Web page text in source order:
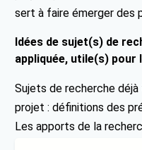
sert à faire émerger des
Idées de sujet(s) de
appliquée, utile(s)
Sujets de recherche
projet : définitions des
Les apports de la